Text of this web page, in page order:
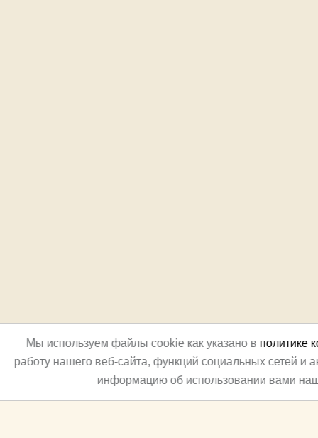
Мы используем файлы cookie как указано в политике
работу нашего веб-сайта, функций социальных сетей и
информацию об использовании вами